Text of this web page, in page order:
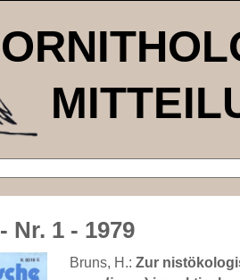
- Nr. 1 - 1979
Bruns, H.: Zur